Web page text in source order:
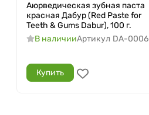
Аюрведическая зубная паста
красная Дабур (Red Paste for
Teeth & Gums Dabur), 100 г.
В наличииАртикул DA-0006
Купить